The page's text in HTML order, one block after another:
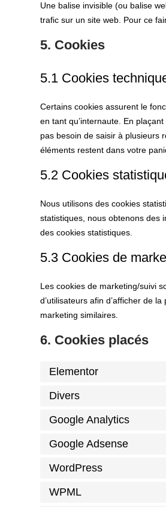
Une balise invisible (ou balise
trafic sur un site web. Pour ce
5. Cookies
5.1 Cookies
Certains cookies assurent le
en tant qu’internaute. En
pas besoin de saisir à plusieurs
éléments restent dans votre
5.2 Cookies
Nous utilisons des cookies
statistiques, nous obtenons des
des cookies statistiques.
5.3 Cookies de
Les cookies de marketing/suivi
d’utilisateurs afin d’afficher de
marketing similaires.
6. Cookies placés
Elementor
Divers
Google Analytics
Google Adsense
WordPress
WPML